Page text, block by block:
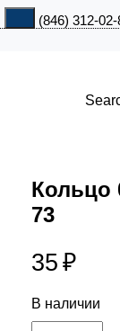
+7 (846) 312-
Кольцо
73
35 ₽
В наличии